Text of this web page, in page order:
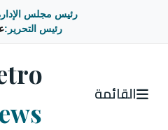
رئيس مجلس
رئيس التحرير:
القائمة